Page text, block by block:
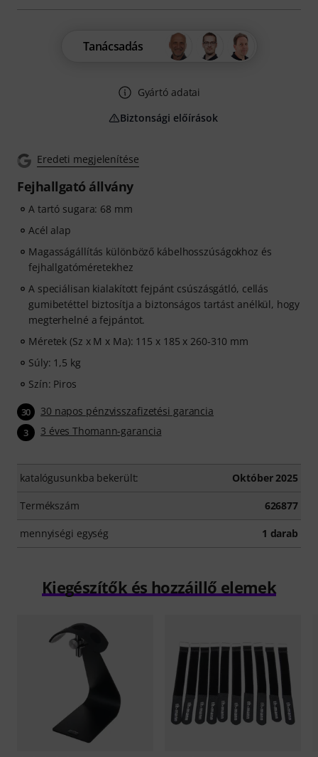
Eredeti megjelenítése
Fejhallgató állvány
A tartó sugara: 68 mm
Acél alap
Magasságállítás különböző kábelhosszúságokhoz és
fejhallgatóméretekhez
A speciálisan kialakított fejpánt csúszásgátló, cellás
gumibetéttel biztosítja a biztonságos tartást anélkül, hogy
megterhelné a fejpántot.
Méretek (Sz x M x Ma): 115 x 185 x 260-310 mm
Súly: 1,5 kg
Szín: Piros
30 30 napos pénzvisszafizetési garancia
3 3 éves Thomann-garancia
katalógusunkba bekerült: Október 2025
Termékszám 626877
mennyiségi egység 1 darab
Tanácsadás
Gyártó adatai
Biztonsági előírások
Kiegészítők és hozzáillő elemek